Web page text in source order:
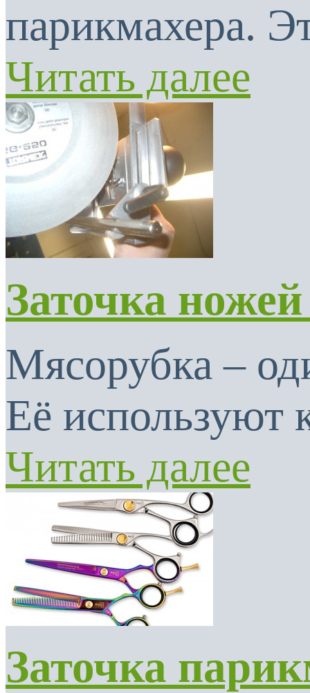
парикмахера.
Читать далее
Заточка
Мясорубка –
Её используют
Читать далее
Заточка